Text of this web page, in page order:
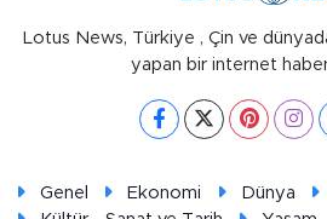
Lotus News, Türkiye , Çin ve
yapan bir internet haber
Genel Ekonomi Dünya